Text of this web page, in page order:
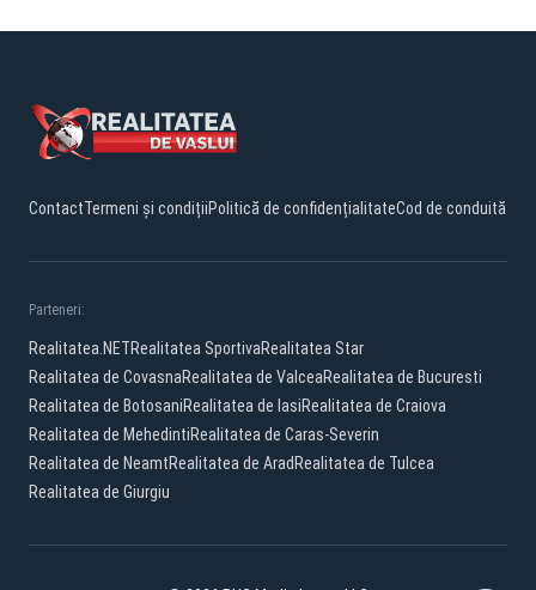
ContactTermeni și condițiiPolitică de confidențialitateCod de conduită
Parteneri:
Realitatea.NETRealitatea SportivaRealitatea Star
Realitatea de CovasnaRealitatea de ValceaRealitatea de Bucuresti
Realitatea de BotosaniRealitatea de IasiRealitatea de Craiova
Realitatea de MehedintiRealitatea de Caras-Severin
Realitatea de NeamtRealitatea de Arad Realitatea de Tulcea
Realitatea de Giurgiu